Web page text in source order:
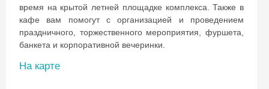
время на крытой летней площадке комплекса. Также в
кафе вам помогут с организацией и проведением
праздничного, торжественного мероприятия, фуршета,
банкета и корпоративной вечеринки.
На карте